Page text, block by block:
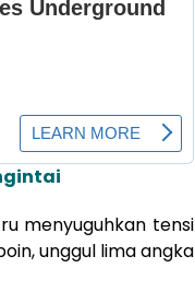
menyuguhkan tensi
unggul lima angka